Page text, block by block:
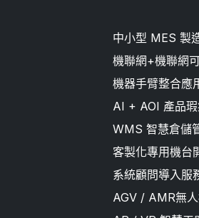
中小型 MES 製
機聯網+機聯網
機器手臂整合應
AI + AOI 產品瑕
WMS 智慧倉儲
客製化專用機台
系統顧問導入服
AGV / AMR無